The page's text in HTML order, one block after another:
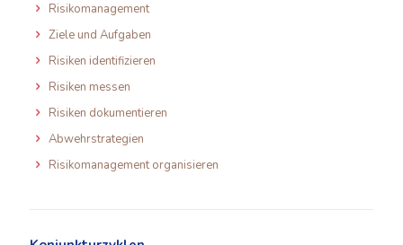
Risikomanagement
Ziele und Aufgaben
Risiken identifizieren
Risiken messen
Risiken dokumentieren
Abwehrstrategien
Risikomanagement organisieren